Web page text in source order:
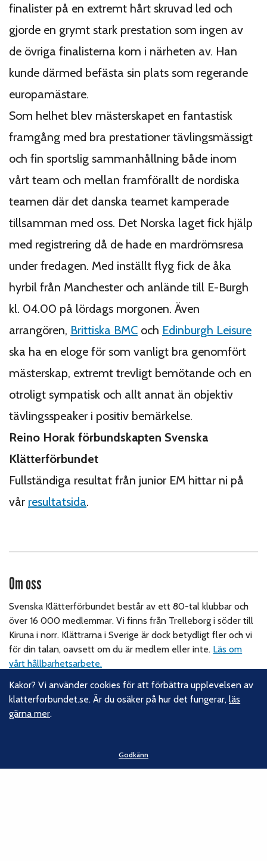
finalister på en extremt hårt skruvad led och
gjorde en grymt stark prestation som ingen av
de övriga finalisterna kom i närheten av. Han
kunde därmed befästa sin plats som regerande
europamästare.
Som helhet blev mästerskapet en fantastisk
framgång med bra prestationer tävlingsmässigt
och fin sportslig sammanhållning både inom
vårt team och mellan framförallt de nordiska
teamen där det danska teamet kamperade
tillsamman med oss. Det Norska laget fick hjälp
med registrering då de hade en mardrömsresa
under fredagen. Med inställt flyg fick de åka
hyrbil från Manchester och anlände till E-Burgh
kl. 04.00 på lördags morgonen. Även
arrangören, Brittiska BMC och Edinburgh Leisure
ska ha en eloge för som vanligt bra genomfört
mästerskap, extremt trevligt bemötande och en
otroligt sympatisk och allt annat än objektiv
tävlingsspeaker i positiv bemärkelse.
Reino Horak förbundskapten Svenska
Klätterförbundet
Fullständiga resultat från junior EM hittar ni på
vår resultatsida.
Om oss
Svenska Klätterförbundet består av ett 80-tal klubbar och
över 16 000 medlemmar. Vi finns från Trelleborg i söder till
Kiruna i norr. Klättrarna i Sverige är dock betydligt fler och vi
för din talan, oavsett om du är medlem eller inte. Läs om
vårt hållbarhetsarbete.
Följ oss
Nyhetsbrev
Kakor? Vi använder cookies för att förbättra upplevelsen av
klatterforbundet.se. Är du osäker på hur det fungerar,läs
gärna mer.
Godkänn